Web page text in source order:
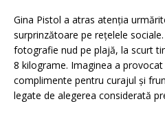
Gina Pistol a atras atenția
surprinzătoare pe rețelele
fotografie nud pe plajă, la scurt
8 kilograme. Imaginea a
complimente pentru curajul și
legate de alegerea considerată